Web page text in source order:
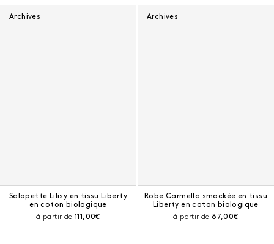
Archives
Salopette Lilisy en tissu Liberty
en coton biologique
à partir de Prix courant :
111,00€
Archives
Robe Carmella smockée en tissu
Liberty en coton biologique
à partir de Prix courant :
87,00€